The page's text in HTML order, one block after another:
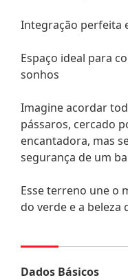
Integração perfeita
Espaço ideal para
sonhos
Imagine acordar
pássaros, cercado
encantadora, mas
segurança de um
Esse terreno une o
do verde e a beleza
Dados Básicos